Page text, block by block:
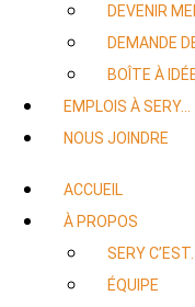
DEVENIR
DEMANDE
BOÎTE À
EMPLOIS À SERY…
NOUS JOINDRE
ACCUEIL
À PROPOS
SERY C’EST…
ÉQUIPE